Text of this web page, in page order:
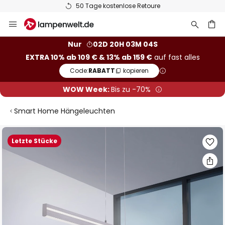
50 Tage kostenlose Retoure
Inhalt
Nur
02D 20H 03M 03S
EXTRA 10% ab 109 € & 13% ab 159 €auf fast alles
Code:RABATT kopieren
WOW Week:Bis zu -70%
Smart Home Hängeleuchten
Letzte Stücke
Zum
Ende